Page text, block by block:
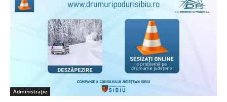
Administrație